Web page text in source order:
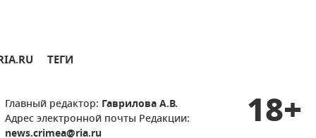
ТЕГИ
Главный редактор: Гаврилова А.В.
Адрес электронной почты Редакции:
news.crimea@ria.ru
18+